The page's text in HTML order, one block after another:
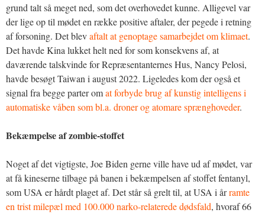
grund talt så meget ned, som det overhovedet kunne. Alligevel var
der lige op til mødet en række positive aftaler, der pegede i retning
af forsoning. Det blevaftalt at genoptage samarbejdet om klimaet.
Det havde Kina lukket helt ned for som konsekvens af, at
daværende talskvinde for Repræsentanternes Hus, Nancy Pelosi,
havde besøgt Taiwan i august 2022. Ligeledes kom der også et
signal fra begge parter omat forbyde brug af kunstig intelligens i
automatiske våben som bl.a. droner og atomare sprænghoveder.
Bekæmpelse af zombie-stoffet
Noget af det vigtigste, Joe Biden gerne ville have ud af mødet, var
at få kineserne tilbage på banen i bekæmpelsen af stoffet fentanyl,
som USA er hårdt plaget af. Det står så grelt til, at USA i årramte
en trist milepæl med 100.000 narko-relaterede dødsfald, hvoraf 66